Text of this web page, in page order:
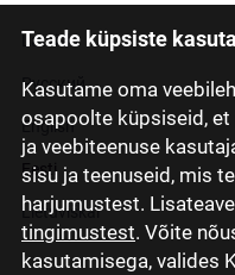
Teade küpsiste
Kasutame oma
osapoolte küpsiseid,
ja veebiteenuse
sisu ja teenuseid, mis
harjumustest.
tingimustest. Võite
kasutamisega, valides
Latviski
Русский
English
Eesti
Lietuviškai